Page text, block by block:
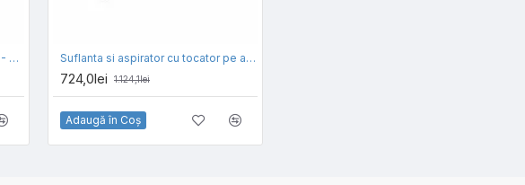
Suflanta frunze Makita DUB362Z - SOLO Suflanta si aspirator cu tocator pe acumulator pentru frunze Black & Decker BCBLV3625L1-QW, 36 V, motor fara perii, viteza aerului 210 km/h, sac de colectare 45 l, include: incarcator + acumulator 36 V 2.5 Ah
724,0lei 1.124,1lei
Adaugă în Coş